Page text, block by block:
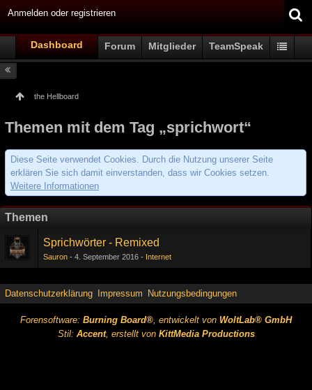
Anmelden oder registrieren
Dashboard Forum Mitglieder TeamSpeak
the Hellboard
Themen mit dem Tag „sprichwort“
Diese Seite verwendet Cookies. Durch die Nutzung unserer Seite
erklären Sie sich damit einverstanden, dass wir Cookies setzen.
Weitere Informationen
Themen
Sprichwörter - Remixed
Sauron 4. September 2016 Internet
Datenschutzerklärung Impressum Nutzungsbedingungen
Forensoftware: Burning Board®, entwickelt von WoltLab® GmbH
Stil: Accent, erstellt von KittMedia Productions